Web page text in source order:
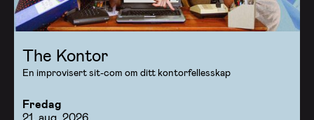
The Kontor
En improvisert sit-com om ditt kontorfellesskap
Fredag
21. aug. 2026